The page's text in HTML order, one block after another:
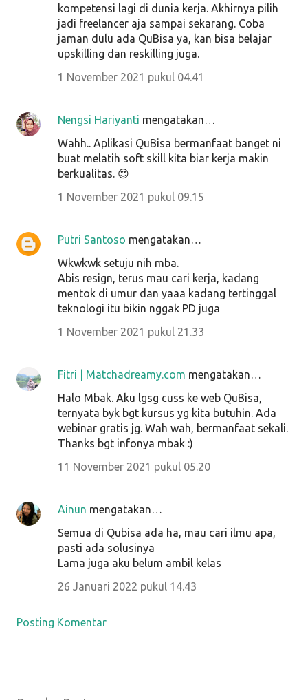
kompetensi lagi di dunia kerja. Akhirnya pilih
jadi freelancer aja sampai sekarang. Coba
jaman dulu ada QuBisa ya, kan bisa belajar
upskilling dan reskilling juga.
1 November 2021 pukul 04.41
Nengsi Hariyanti mengatakan…
Wahh.. Aplikasi QuBisa bermanfaat banget ni
buat melatih soft skill kita biar kerja makin
berkualitas. 😍
1 November 2021 pukul 09.15
Putri Santoso mengatakan…
Wkwkwk setuju nih mba.
Abis resign, terus mau cari kerja, kadang
mentok di umur dan yaaa kadang tertinggal
teknologi itu bikin nggak PD juga
1 November 2021 pukul 21.33
Fitri | Matchadreamy.com mengatakan…
Halo Mbak. Aku lgsg cuss ke web QuBisa,
ternyata byk bgt kursus yg kita butuhin. Ada
webinar gratis jg. Wah wah, bermanfaat sekali.
Thanks bgt infonya mbak :)
11 November 2021 pukul 05.20
Ainun mengatakan…
Semua di Qubisa ada ha, mau cari ilmu apa,
pasti ada solusinya
Lama juga aku belum ambil kelas
26 Januari 2022 pukul 14.43
Posting Komentar